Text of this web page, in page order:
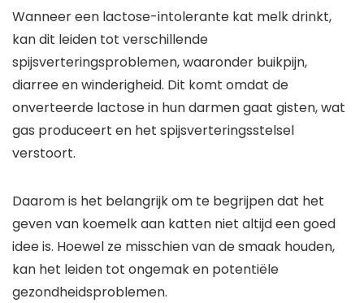
Wanneer een lactose-intolerante kat melk drinkt,
kan dit leiden tot verschillende
spijsverteringsproblemen, waaronder buikpijn,
diarree en winderigheid. Dit komt omdat de
onverteerde lactose in hun darmen gaat gisten, wat
gas produceert en het spijsverteringsstelsel
verstoort.
Daarom is het belangrijk om te begrijpen dat het
geven van koemelk aan katten niet altijd een goed
idee is. Hoewel ze misschien van de smaak houden,
kan het leiden tot ongemak en potentiële
gezondheidsproblemen.